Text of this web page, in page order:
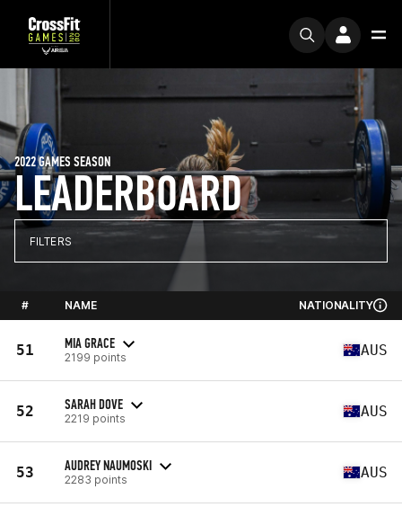
LEADERBOARD
2022 GAMES SEASON
FILTERS
# NAME NATIONALITY
51 MIA GRACE
2199 points AUS
52 SARAH DOVE
2219 points AUS
53 AUDREY NAUMOSKI
2283 points AUS